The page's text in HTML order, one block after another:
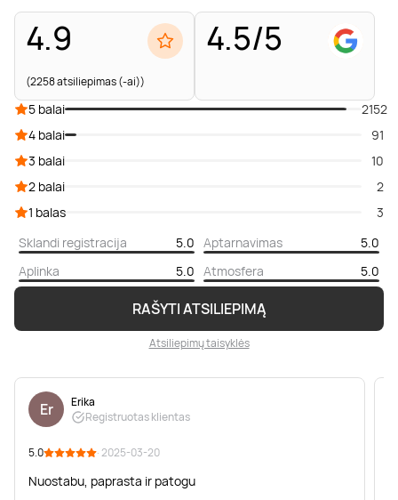
4.9
(2258 atsiliepimas (-ai))
4.5/5
RAŠYTI ATSILIEPIMĄ
Atsiliepimų taisyklės
5 balai
2152
4 balai
91
3 balai
10
2 balai
2
1 balas
3
Sklandi registracija
5.0 Aptarnavimas
5.0
Aplinka
5.0 Atmosfera 5.0
Er
Erika
Registruotas klientas
5.0 · 2025-03-20
Nuostabu, paprasta ir patogu